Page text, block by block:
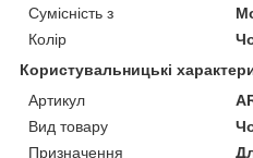
Сумісність з
Колір
Користувальницькі
Артикул
Вид товару
Призначення